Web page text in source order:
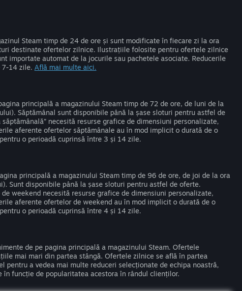
Steam timp de 24 de ore și sunt modificate în fiecare zi la ora
destinate ofertelor zilnice. Ilustrațiile folosite pentru ofertele zilnice
importate automat de la jocurile sau pachetele asociate. Reducerile
7-14 zile. Află mai multe aici.
principală a magazinului Steam timp de 72 de ore, de luni de la
Săptămânal sunt disponibile până la șase sloturi pentru astfel de
necesită resurse grafice de dimensiuni personalizate,
aferente ofertelor săptămânale au în mod implicit o durată de o
o perioadă cuprinsă între 3 și 14 zile.
principală a magazinului Steam timp de 96 de ore, de joi de la ora
Sunt disponibile până la șase sloturi pentru astfel de oferte.
weekend necesită resurse grafice de dimensiuni personalizate,
aferente ofertelor de weekend au în mod implicit o durată de o
o perioadă cuprinsă între 4 și 14 zile.
de pe pagina principală a magazinului Steam. Ofertele
mai mari din partea stângă. Ofertele zilnice se află în partea
pentru a vedea mai multe reduceri selecționate de echipa noastră,
funcție de popularitatea acestora în rândul clienților.